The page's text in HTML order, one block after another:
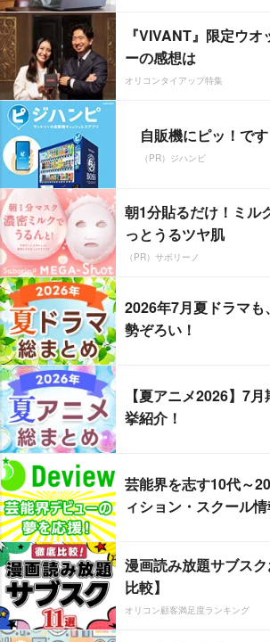
『VIVANT』限定ウ
ーの感想は
オリコンタイアップ特集
自販機にピッ！で
（PR）ジハンピ
朝1分貼るだけ！ミル
っとうるツヤ肌
（PR）サボリーノ
2026年7月夏ドラマ
勢ぞろい！
【夏アニメ2026】7
挙紹介！
芸能界を志す10代～
ィション・スクール
漫画読み放題サブス
比較】
オリコン顧客満足度ランキング